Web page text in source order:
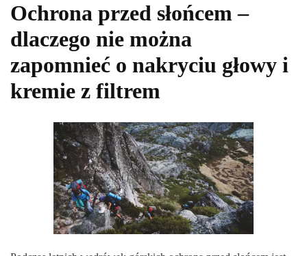
Ochrona przed słońcem –
dlaczego nie można
zapomnieć o nakryciu głowy i
kremie z filtrem